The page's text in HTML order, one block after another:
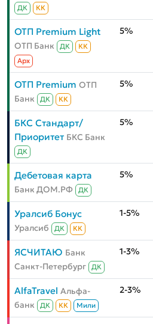
ДК КК
ОТП Premium Light
ОТП Банк ДК
КК
Aрх
5%
ОТП Premium ОТП
Банк
ДК КК
5%
БКС Стандарт/
Приоритет БКС Банк
ДК
5%
Дебетовая карта
Банк ДОМ.РФ ДК
5%
Уралсиб Бонус
Уралсиб ДК КК
1-5%
ЯСЧИТАЮ Банк
Санкт-Петербург
ДК
1-3%
AlfaTravel Альфа-
банк
ДК КК Мили
2-3%